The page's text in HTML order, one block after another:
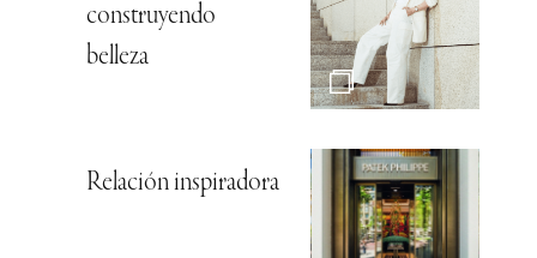
construyendo
belleza
Relación inspiradora